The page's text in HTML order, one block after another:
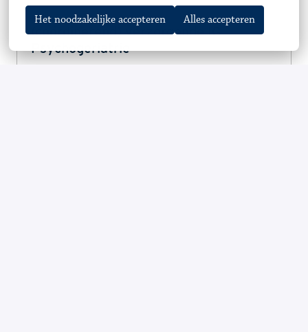
Het noodzakelijke accepteren Alles accepteren
(coördinerend) verzorgende IG
Psychogeriatrie